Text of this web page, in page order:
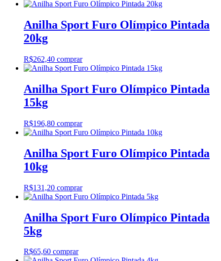
Anilha Sport Furo Olímpico Pintada
20kg
R$262,40 comprar
Anilha Sport Furo Olímpico Pintada
15kg
R$196,80 comprar
Anilha Sport Furo Olímpico Pintada
10kg
R$131,20 comprar
Anilha Sport Furo Olímpico Pintada
5kg
R$65,60 comprar